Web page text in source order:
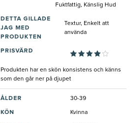
Fuktfattig, Känslig Hud
DETTA GILLADE
JAG MED
PRODUKTEN
Textur, Enkelt att
använda
PRISVÄRD
Produkten har en skön konsistens och känns
som den går ner på djupet
ÅLDER 30-39
KÖN Kvinna